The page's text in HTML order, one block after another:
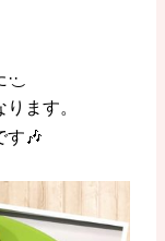
ます。
す🎶